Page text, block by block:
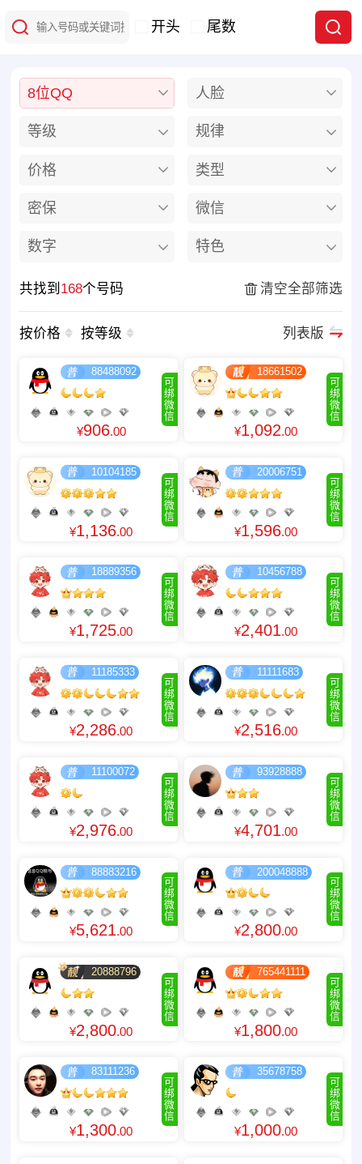
开头 尾数
8位QQ 人脸
等级 规律
价格 类型
密保 微信
数字 特色
共找到 168个号码 清空全部筛选
按价格 按等级 列表版
可
绑
微
信
88488092
¥906.00
可
绑
微
信
18661502
¥1,092.00
可
绑
微
信
10104185
¥1,136.00
可
绑
微
信
20006751
¥1,596.00
可
绑
微
信
18889356
¥1,725.00
可
绑
微
信
10456788
¥2,401.00
可
绑
微
信
11185333
¥2,286.00
可
绑
微
信
11111683
¥2,516.00
可
绑
微
信
11100072
¥2,976.00
可
绑
微
信
93928888
¥4,701.00
可
绑
微
信
88883216
¥5,621.00
可
绑
微
信
200048888
¥2,800.00
可
绑
微
信
20888796
¥2,800.00
可
绑
微
信
765441111
¥1,800.00
可
绑
微
信
83111236
¥1,300.00
可
绑
微
信
35678758
¥1,000.00